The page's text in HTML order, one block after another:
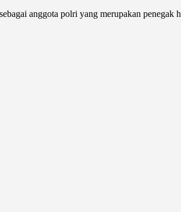
anggota polri yang merupakan